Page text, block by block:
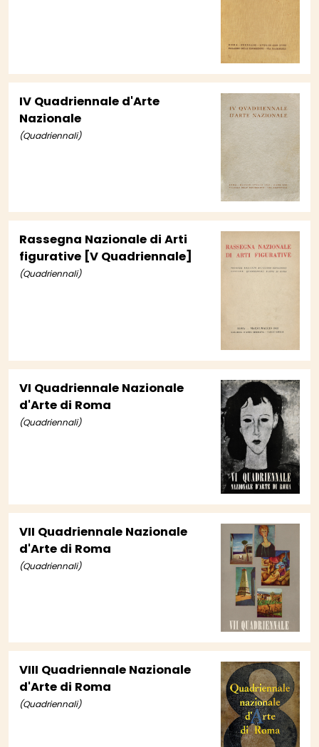
IV Quadriennale d'Arte
Nazionale
(Quadriennali)
Rassegna Nazionale di Arti
figurative [V Quadriennale]
(Quadriennali)
VI Quadriennale Nazionale
d'Arte di Roma
(Quadriennali)
VII Quadriennale Nazionale
d'Arte di Roma
(Quadriennali)
VIII Quadriennale Nazionale
d'Arte di Roma
(Quadriennali)